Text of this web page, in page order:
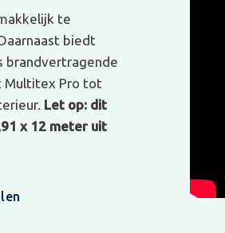
te
biedt
brandvertragende
Multitex Pro tot
Let op: dit
x 12 meter uit